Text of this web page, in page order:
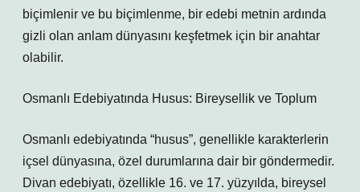
biçimlenir ve bu biçimlenme, bir edebi metnin ardında
gizli olan anlam dünyasını keşfetmek için bir anahtar
olabilir.
Osmanlı Edebiyatında Husus: Bireysellik ve Toplum
Osmanlı edebiyatında “husus”, genellikle karakterlerin
içsel dünyasına, özel durumlarına dair bir göndermedir.
Divan edebiyatı, özellikle 16. ve 17. yüzyılda, bireysel